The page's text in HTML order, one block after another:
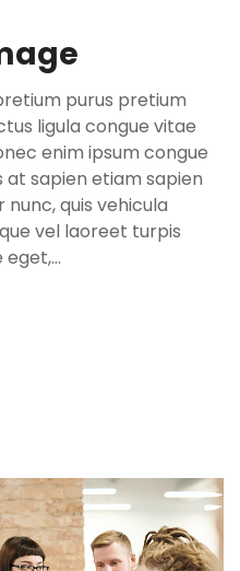
purus pretium
ligula congue vitae
enim ipsum congue
sapien etiam sapien
quis vehicula
vel laoreet turpis
eget,…